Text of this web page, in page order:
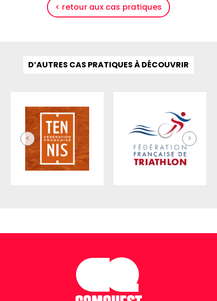
< retour aux cas pratiques
D’AUTRES CAS PRATIQUES À DÉCOUVRIR